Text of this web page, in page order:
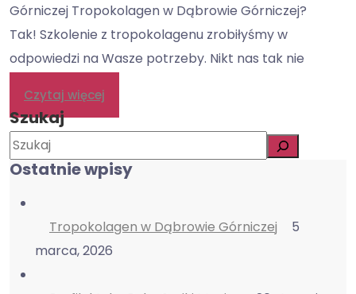
Górniczej Tropokolagen w Dąbrowie Górniczej?
Tak! Szkolenie z tropokolagenu zrobiłyśmy w
odpowiedzi na Wasze potrzeby. Nikt nas tak nie
Czytaj więcej
Szukaj
Ostatnie wpisy
Tropokolagen w Dąbrowie Górniczej
5
marca, 2026